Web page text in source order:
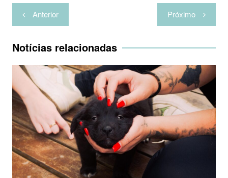
Navegação
de
Post
Anterior Próximo
Notícias relacionadas